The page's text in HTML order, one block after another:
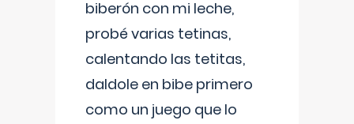
biberón con mi leche,
probé varias tetinas,
calentando las tetitas,
daldole en bibe primero
como un juego que lo